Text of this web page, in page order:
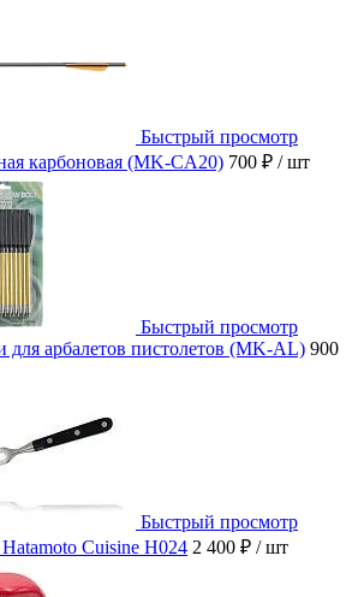
Быстрый просмотр
карбоновая (MK-CA20) 700 ₽ / шт
Быстрый просмотр
для арбалетов пистолетов (MK-AL) 900
Быстрый просмотр
Cuisine H024 2 400 ₽ / шт